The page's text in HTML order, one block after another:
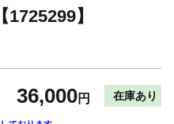
】
36,000円 在庫あり